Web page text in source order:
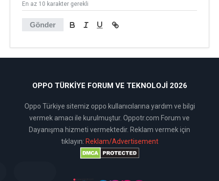
Gönder
En az 10 karakter gerekli
OPPO TÜRKIYE FORUM VE TEKNOLOJI 2026
Oppo Türkiye sitemiz oppo kullanıcılarına yardım ve bilgi
vermek amacı ile kurulmuştur. Oppotr.com Forum ve
Dayanışma hizmeti vermektedir. Reklam vermek için
tıklayın: Reklam/Advertisement